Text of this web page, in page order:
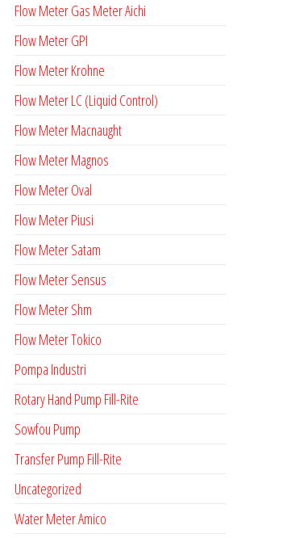
Flow Meter Gas Meter Aichi
Flow Meter GPI
Flow Meter Krohne
Flow Meter LC (Liquid Control)
Flow Meter Macnaught
Flow Meter Magnos
Flow Meter Oval
Flow Meter Piusi
Flow Meter Satam
Flow Meter Sensus
Flow Meter Shm
Flow Meter Tokico
Pompa Industri
Rotary Hand Pump Fill-Rite
Sowfou Pump
Transfer Pump Fill-Rite
Uncategorized
Water Meter Amico